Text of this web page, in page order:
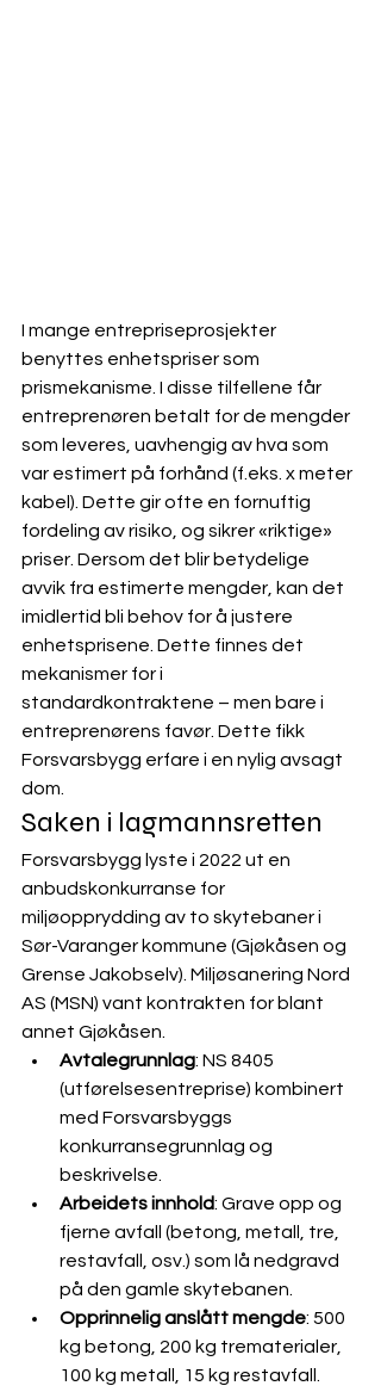
I mange entrepriseprosjekter
benyttes enhetspriser som
prismekanisme. I disse tilfellene får
entreprenøren betalt for de mengder
som leveres, uavhengig av hva som
var estimert på forhånd (f.eks. x meter
kabel). Dette gir ofte en fornuftig
fordeling av risiko, og sikrer «riktige»
priser. Dersom det blir betydelige
avvik fra estimerte mengder, kan det
imidlertid bli behov for å justere
enhetsprisene. Dette finnes det
mekanismer for i
standardkontraktene – men bare i
entreprenørens favør. Dette fikk
Forsvarsbygg erfare i en nylig avsagt
dom.
Saken i lagmannsretten
Forsvarsbygg lyste i 2022 ut en
anbudskonkurranse for
miljøopprydding av to skytebaner i
Sør-Varanger kommune (Gjøkåsen og
Grense Jakobselv). Miljøsanering Nord
AS (MSN) vant kontrakten for blant
annet Gjøkåsen.
Avtalegrunnlag: NS 8405
(utførelsesentreprise) kombinert
med Forsvarsbyggs
konkurransegrunnlag og
beskrivelse.
Arbeidets innhold: Grave opp og
fjerne avfall (betong, metall, tre,
restavfall, osv.) som lå nedgravd
på den gamle skytebanen.
Opprinnelig anslått mengde: 500
kg betong, 200 kg trematerialer,
100 kg metall, 15 kg restavfall.